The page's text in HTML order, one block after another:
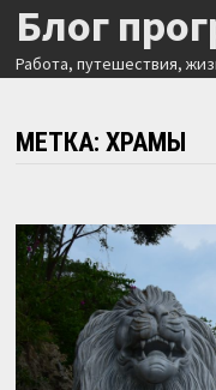
Перейти
содержимому
Блог
Работа, путешествия,
МЕТКА: ХРАМЫ